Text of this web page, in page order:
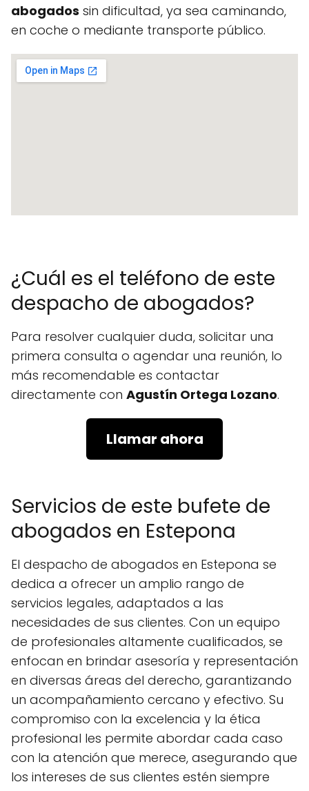
abogados sin dificultad, ya sea caminando,
en coche o mediante transporte público.
¿Cuál es el teléfono de este
despacho de abogados?
Para resolver cualquier duda, solicitar una
primera consulta o agendar una reunión, lo
más recomendable es contactar
directamente con Agustín Ortega Lozano.
Llamar ahora
Servicios de este bufete de
abogados en Estepona
El despacho de abogados en Estepona se
dedica a ofrecer un amplio rango de
servicios legales, adaptados a las
necesidades de sus clientes. Con un equipo
de profesionales altamente cualificados, se
enfocan en brindar asesoría y representación
en diversas áreas del derecho, garantizando
un acompañamiento cercano y efectivo. Su
compromiso con la excelencia y la ética
profesional les permite abordar cada caso
con la atención que merece, asegurando que
los intereses de sus clientes estén siempre